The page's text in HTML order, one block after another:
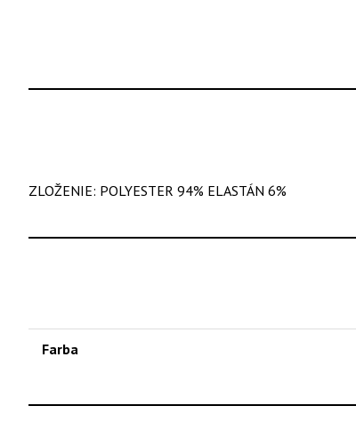
ZLOŽENIE: POLYESTER 94% ELASTÁN 6%
Farba